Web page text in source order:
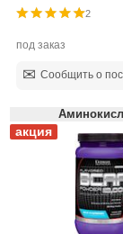
2
под заказ
Сообщить о